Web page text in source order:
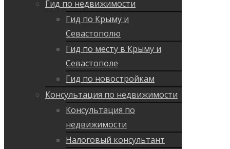
Гид по недвижимости
Гид по Крыму и
Севастополю
Гид по месту в Крыму и
Севастополе
Гид по новостройкам
Консультация по недвижимости
Консультация по
недвижимости
Налоговый консультант